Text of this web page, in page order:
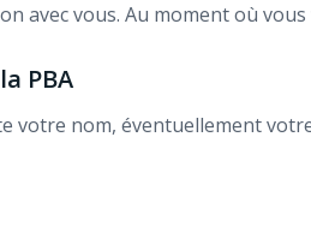
avec vous. Au moment où
PBA
nom, éventuellement